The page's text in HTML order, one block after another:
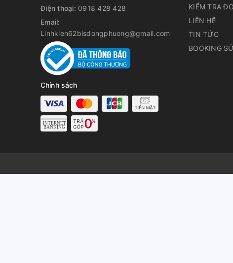
Điện thoại: 0918 428 428
Email:
Linhkien62bisdongphuong@gmail.com
Chính sách
KIỂM TRA
LIÊN HỆ
TIN TỨC
BOOKING